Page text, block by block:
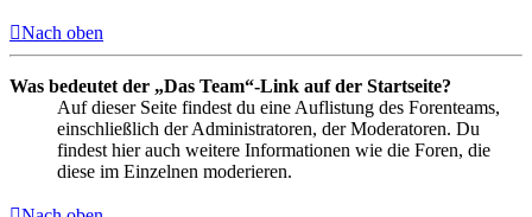
Nach oben
Was bedeutet der „Das Team“-Link auf der Startseite?
Auf dieser Seite findest du eine Auflistung des Forenteams,
einschließlich der Administratoren, der Moderatoren. Du
findest hier auch weitere Informationen wie die Foren, die
diese im Einzelnen moderieren.